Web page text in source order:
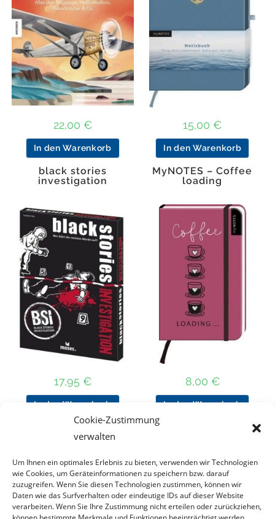
Cookie-Zustimmung
verwalten
Um Ihnen ein optimales Erlebnis zu bieten, verwenden wir Technologien
wie Cookies, um Geräteinformationen zu speichern bzw. darauf
zuzugreifen. Wenn Sie diesen Technologien zustimmen, können wir
Daten wie das Surfverhalten oder eindeutige IDs auf dieser Website
verarbeiten. Wenn Sie Ihre Zustimmung nicht erteilen oder zurückziehen,
22,00 €
In den Warenkorb
15,00 €
In den Warenkorb
black stories
investigation
17,95 €
In den Warenkorb
MyNOTES – Coffee
loading
8,00 €
In den Warenkorb
Nach Preis filtern
Kategorie
auswählen